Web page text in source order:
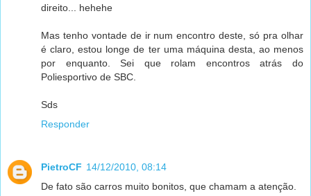
direito... hehehe
Mas tenho vontade de ir num encontro deste, só pra olhar
é claro, estou longe de ter uma máquina desta, ao menos
por enquanto. Sei que rolam encontros atrás do
Poliesportivo de SBC.
Sds
Responder
PietroCF 14/12/2010, 08:14
De fato são carros muito bonitos, que chamam a atenção.